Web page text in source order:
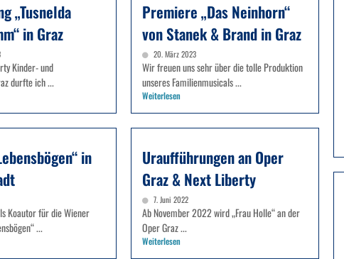
„Tusnelda
in Graz
Kinder- und
durfte ich ...
Premiere „Das Neinhorn“
von Stanek & Brand in Graz
20. März 2023
Wir freuen uns sehr über die tolle Produktion
unseres Familienmusicals ...
Weiterlesen
in
Koautor für die Wiener
...
Uraufführungen an Oper
Graz & Next Liberty
7. Juni 2022
Ab November 2022 wird „Frau Holle“ an der
Oper Graz ...
Weiterlesen